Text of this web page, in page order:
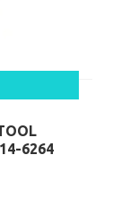
6264